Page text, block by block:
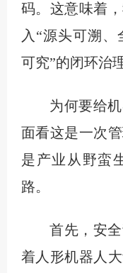
码。这意味着
入“源头可溯
可究”的闭环治
为何要给
面看这是一次
是产业从野蛮
路。
首先，安
着人形机器人